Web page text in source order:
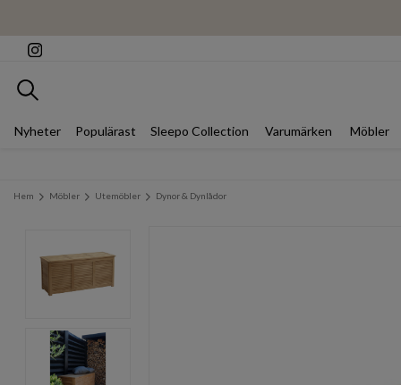
Sök
Nyheter Populärast Sleepo Collection Varumärken Möbler
Hem Möbler Utemöbler Dynor & Dynlådor